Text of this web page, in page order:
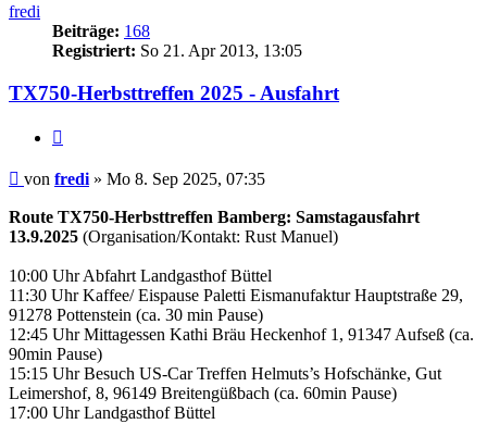
fredi
Beiträge: 168
Registriert: So 21. Apr 2013, 13:05
TX750-Herbsttreffen 2025 - Ausfahrt
Beitrag
von fredi » Mo 8. Sep 2025, 07:35
Route TX750-Herbsttreffen Bamberg: Samstagausfahrt
13.9.2025 (Organisation/Kontakt: Rust Manuel)
10:00 Uhr Abfahrt Landgasthof Büttel
11:30 Uhr Kaffee/ Eispause Paletti Eismanufaktur Hauptstraße 29,
91278 Pottenstein (ca. 30 min Pause)
12:45 Uhr Mittagessen Kathi Bräu Heckenhof 1, 91347 Aufseß (ca.
90min Pause)
15:15 Uhr Besuch US-Car Treffen Helmuts’s Hofschänke, Gut
Leimershof, 8, 96149 Breitengüßbach (ca. 60min Pause)
17:00 Uhr Landgasthof Büttel